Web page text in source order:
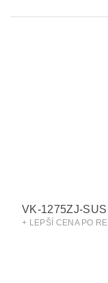
VK-1275ZJ-SUS
+ LEPŠÍ CENA PO